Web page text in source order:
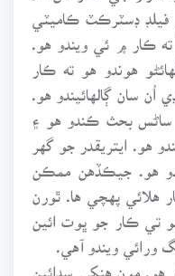
ڊسٽرڪٽ ڪاميٽي
ته ڪار ۾ ئي ويندو هو.
هوندو هو ته ڪار
اُن سان ڳالهائيندو هو.
ساڻس بحث ڪندو هو ۽
هو. ايتريقدر جو گهر
هو. جيڪڏهن ممڪن
هلائي پهچي ها. ٿورن
تي ڪار جو ڀوت ائين
ورائي ويندو آهي.
هو. مون هنکي سدائين